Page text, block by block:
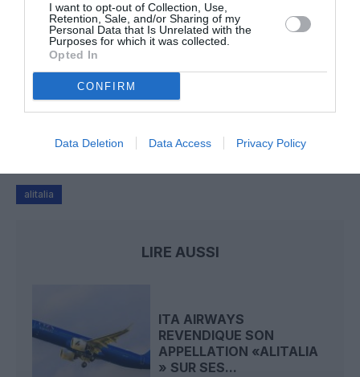
I want to opt-out of Collection, Use,
Retention, Sale, and/or Sharing of my
Personal Data that Is Unrelated with the
Purposes for which it was collected.
Opted In
CONFIRM
Data Deletion Data Access Privacy Policy
SWISS : la rentabilité relance le débat sur son
autonomie au sein de Lufthansa Group
a commenté l'article :
Le ciel n’a jamais été aussi chargé : record de 153 359
alitalia
LIRE AUSSI
ITA AIRWAYS
REVENDIQUE SON
APPELLATION «ALITALIA
» SUR SES...